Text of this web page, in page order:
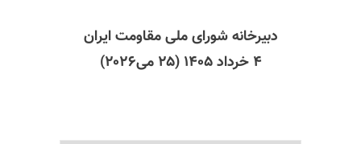
دبیرخانه شورای ملی مقاومت ایران
۴ خرداد ۱۴۰۵ (۲۵ می‌۲۰۲۶)